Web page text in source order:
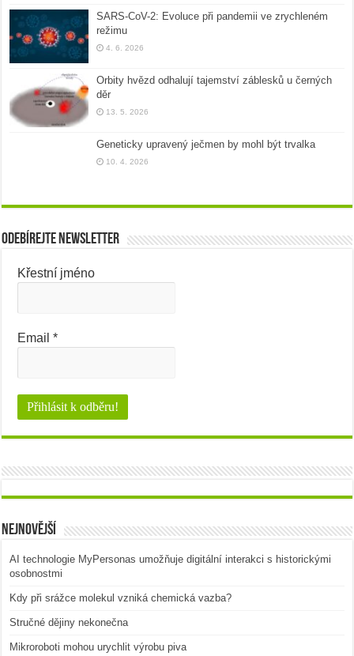
SARS-CoV-2: Evoluce při pandemii ve zrychleném
režimu
4. 6. 2026
Orbity hvězd odhalují tajemství záblesků u černých
děr
13. 5. 2026
Geneticky upravený ječmen by mohl být trvalka
10. 4. 2026
Odebírejte newsletter
Křestní jméno
Email*
Nejnovější
AI technologie MyPersonas umožňuje digitální interakci s historickými
osobnostmi
Kdy při srážce molekul vzniká chemická vazba?
Stručné dějiny nekonečna
Mikroroboti mohou urychlit výrobu piva